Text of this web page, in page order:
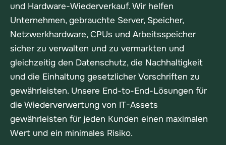
und Hardware-Wiederverkauf. Wir helfen
Unternehmen, gebrauchte Server, Speicher,
Netzwerkhardware, CPUs und Arbeitsspeicher
sicher zu verwalten und zu vermarkten und
gleichzeitig den Datenschutz, die Nachhaltigkeit
und die Einhaltung gesetzlicher Vorschriften zu
gewährleisten. Unsere End-to-End-Lösungen für
die Wiederverwertung von IT-Assets
gewährleisten für jeden Kunden einen maximalen
Wert und ein minimales Risiko.